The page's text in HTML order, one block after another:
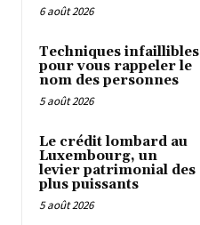
6 août 2026
Techniques infaillibles
pour vous rappeler le
nom des personnes
5 août 2026
Le crédit lombard au
Luxembourg, un
levier patrimonial des
plus puissants
5 août 2026